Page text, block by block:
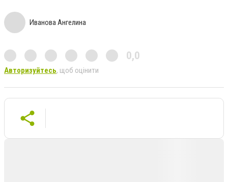
Иванова Ангелина
0,0
Авторизуйтесь, щоб оцінити